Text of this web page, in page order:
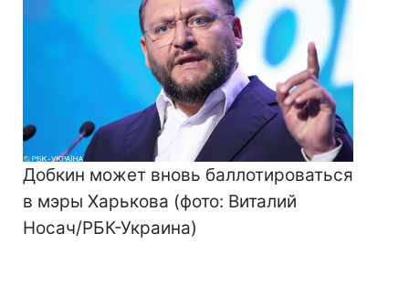
Добкин может вновь баллотироваться
в мэры Харькова (фото: Виталий
Носач/РБК-Украина)